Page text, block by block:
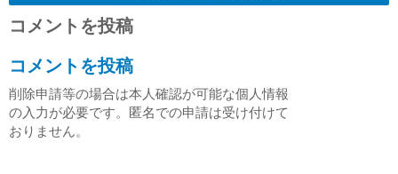
コメントを投稿
コメントを投稿
削除申請等の場合は本人確認が可能な個人情報
の入力が必要です。匿名での申請は受け付けて
おりません。